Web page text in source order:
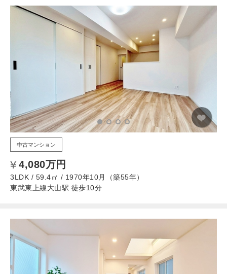
中古マンション
4,080万円
3LDK / 59.4㎡ / 1970年10月（築55年）
東武東上線大山駅 徒歩10分